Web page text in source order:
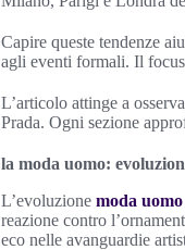
Capire queste tendenze
agli eventi formali. Il
L’articolo attinge a
Prada. Ogni sezione
la moda uomo:
L’evoluzione moda uomo
reazione contro
eco nelle avanguardie